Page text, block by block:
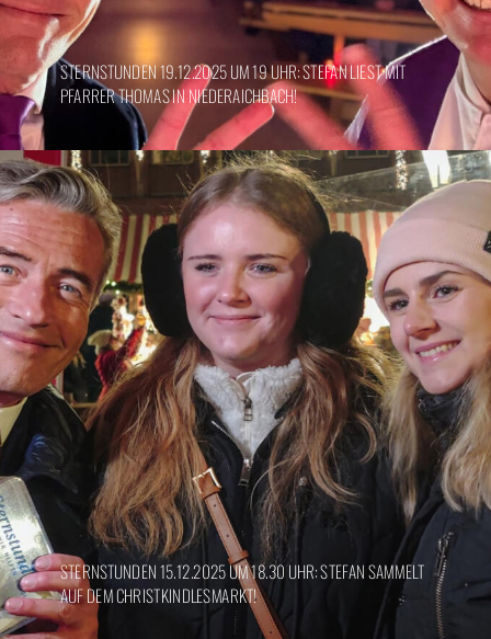
STERNSTUNDEN 19.12.2025 UM 19 UHR: STEFAN LIEST MIT
PFARRER THOMAS IN NIEDERAICHBACH!
STERNSTUNDEN 15.12.2025 UM 18.30 UHR: STEFAN SAMMELT
AUF DEM CHRISTKINDLESMARKT!